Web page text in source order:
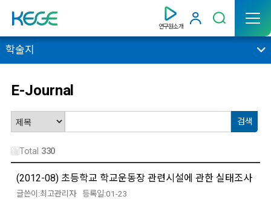
연구원소개
학술지
E-Journal
Total 330
(2012-08) 초등학교 학교운동장 관련시설에 관한 실태조사 연
최고관리자 01-23